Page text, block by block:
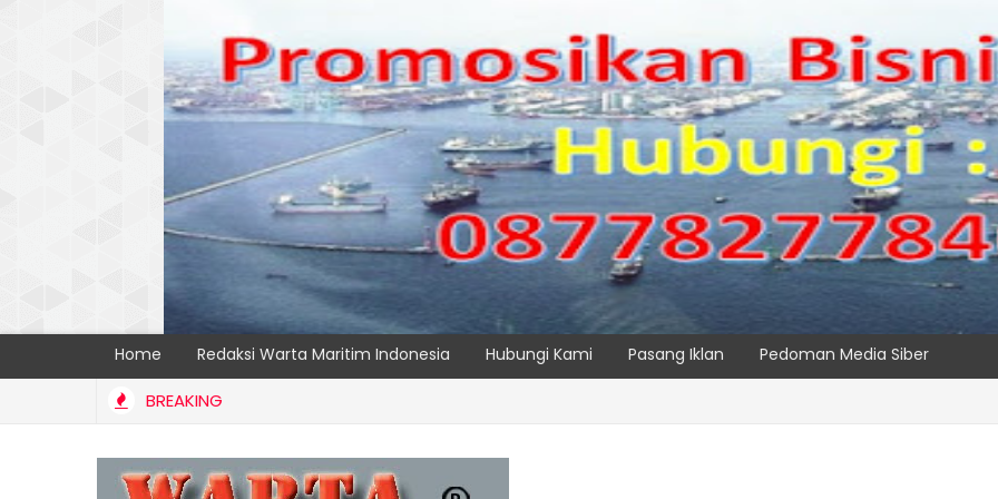
Home Redaksi Warta Maritim Indonesia Hubungi Kami Pasang Iklan Pedoman Media Siber
BREAKING